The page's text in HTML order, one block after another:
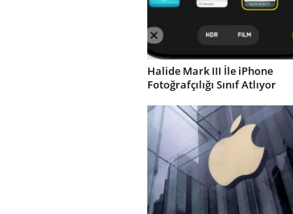
Halide Mark III İle iPhone
Fotoğrafçılığı Sınıf Atlıyor